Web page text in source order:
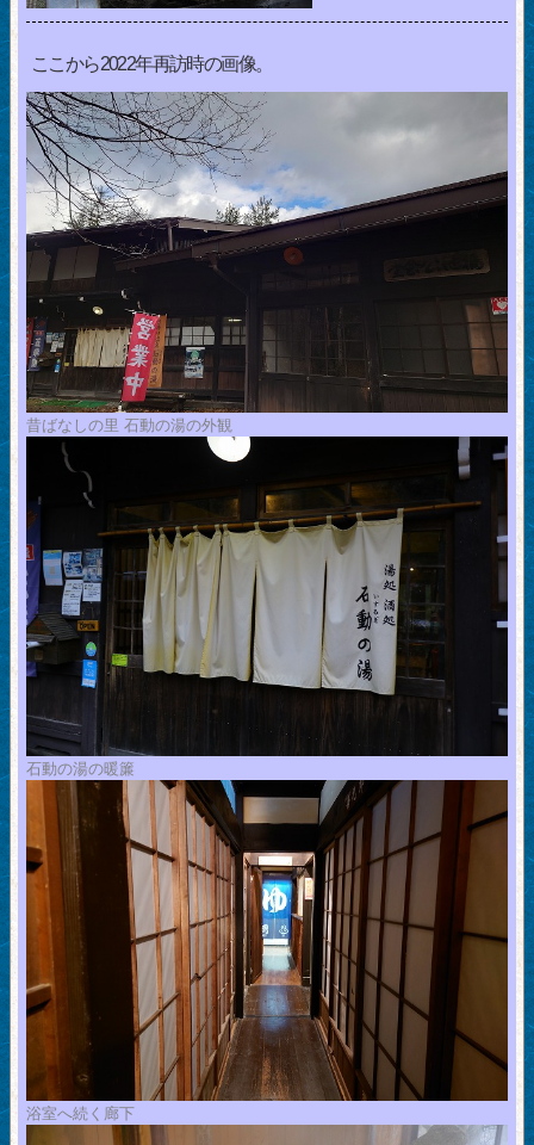
ここから2022年再訪時の画像。
昔ばなしの里 石動の湯の外観
石動の湯の暖簾
浴室へ続く廊下